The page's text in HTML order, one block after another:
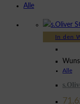
Alle
In den
Alle